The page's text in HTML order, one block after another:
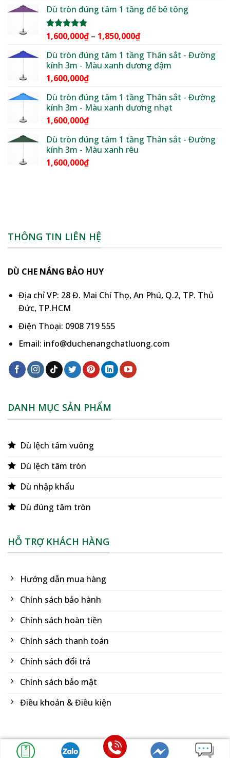
5 sao
từ
đến
Dù tròn đúng tâm 1 tầng đế bê tông
Được xếp
5 sao
1,600,000₫ – 1,850,000₫Khoảng
từ
1,600,000₫
Dù tròn đúng tâm 1 tầng Thân sắt - Đường
kính 3m - Màu xanh dương đậm
1,600,000₫
Dù tròn đúng tâm 1 tầng Thân sắt - Đường
kính 3m - Màu xanh dương nhạt
1,600,000₫
Dù tròn đúng tâm 1 tầng Thân sắt - Đường
kính 3m - Màu xanh rêu
1,600,000₫
THÔNG TIN LIÊN HỆ
DÙ CHE NẮNG BẢO HUY
Địa chỉ VP: 28 Đ. Mai Chí Thọ, An Phú, Q.2, TP. Thủ
Đức, TP.HCM
Điện Thoại: 0908 719 555
Email: info@duchenangchatluong.com
DANH MỤC SẢN PHẨM
Dù lệch tâm vuông
Dù lệch tâm tròn
Dù nhập khẩu
Dù đúng tâm tròn
HỖ TRỢ KHÁCH HÀNG
Hướng dẫn mua hàng
Chính sách bảo hành
Chính sách hoàn tiền
Chính sách thanh toán
Chính sách đổi trả
Chính sách bảo mật
Điều khoản & Điều kiện